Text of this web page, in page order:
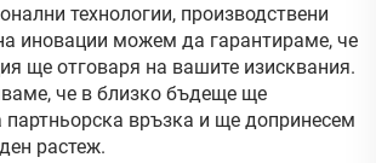
технологии, производствени
иновации можем да гарантираме, че
ще отговаря на вашите изисквания.
че в близко бъдеще ще
връзка и ще допринесем
растеж.